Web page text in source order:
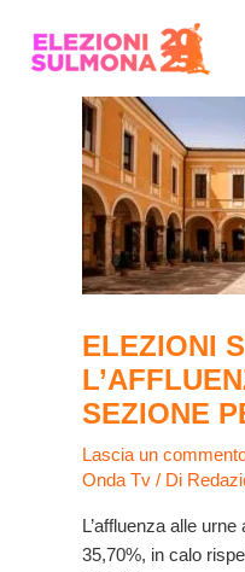
contenuto
ELEZIONI
SEZIONE
Lascia un
Onda Tv/ Di
L’affluenza alle
35,70%, in calo
articoli